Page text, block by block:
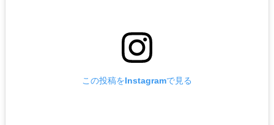
この投稿をInstagramで見る